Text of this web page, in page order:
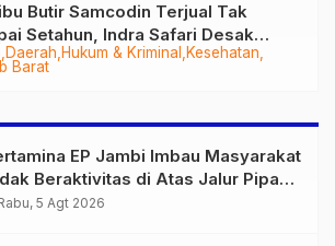
Daerah Hukum & Kriminal
Kesehatan
Barat
Butir Samcodin Terjual Tak
Setahun, Indra Safari Desak
Menyeluruh
EP Jambi Imbau Masyarakat
Beraktivitas di Atas Jalur Pipa
Demi Keselamatan Bersama
5 Agt 2026